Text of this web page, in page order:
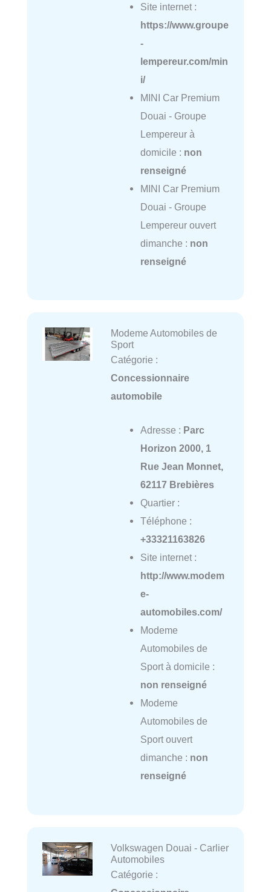
Site internet :
https://www.groupe
-
lempereur.com/min
i/
MINI Car Premium
Douai - Groupe
Lempereur à
domicile : non
renseigné
MINI Car Premium
Douai - Groupe
Lempereur ouvert
dimanche : non
renseigné
Modeme Automobiles de
Sport
Catégorie :
Concessionnaire
automobile
Adresse : Parc
Horizon 2000, 1
Rue Jean Monnet,
62117 Brebières
Quartier :
Téléphone :
+33321163826
Site internet :
http://www.modem
e-
automobiles.com/
Modeme
Automobiles de
Sport à domicile :
non renseigné
Modeme
Automobiles de
Sport ouvert
dimanche : non
renseigné
Volkswagen Douai - Carlier
Automobiles
Catégorie :